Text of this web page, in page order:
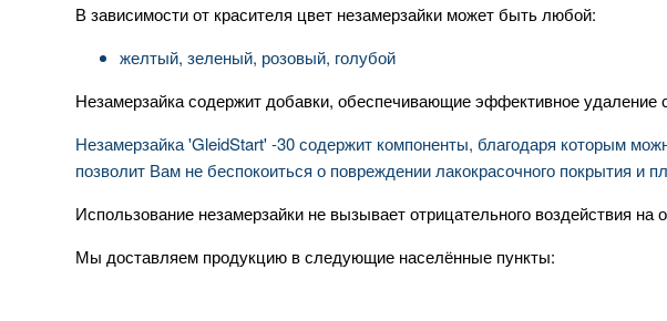
В зависимости от красителя цвет незамерзайки может быть любой:
желтый, зеленый, розовый, голубой
Незамерзайка содержит добавки, обеспечивающие эффективное
Незамерзайка 'GleidStart' -30 содержит компоненты, благодаря которым
позволит Вам не беспокоиться о повреждении лакокрасочного покрытия и
Использование незамерзайки не вызывает отрицательного воздействия
Мы доставляем продукцию в следующие населённые пункты: